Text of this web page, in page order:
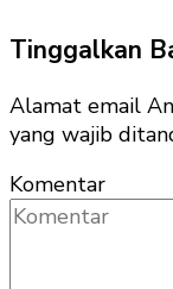
Tinggalkan
Alamat email
yang wajib
Komentar